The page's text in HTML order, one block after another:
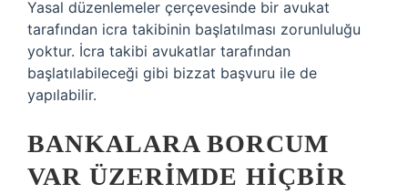
Yasal düzenlemeler çerçevesinde bir avukat
tarafından icra takibinin başlatılması zorunluluğu
yoktur. İcra takibi avukatlar tarafından
başlatılabileceği gibi bizzat başvuru ile de
yapılabilir.
BANKALARA BORCUM
VAR ÜZERIMDE HIÇBIR